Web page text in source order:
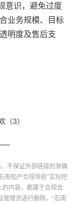
意识，避免过度
业务规模、目标
明度及售后支
（3）
不保证外部链接的准确
南知产合规导航”实际控
内容，都属于合规合
管理员进行删除，“石南